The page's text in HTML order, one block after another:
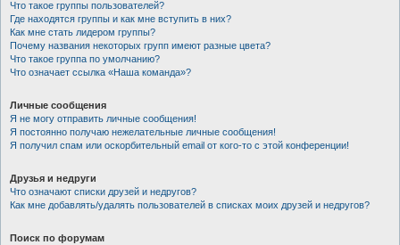
Что такое группы пользователей?
Где находятся группы и как мне вступить в них?
Как мне стать лидером группы?
Почему названия некоторых групп имеют разные цвета?
Что такое группа по умолчанию?
Что означает ссылка «Наша команда»?
Личные сообщения
Я не могу отправить личные сообщения!
Я постоянно получаю нежелательные личные сообщения!
Я получил спам или оскорбительный email от кого-то с этой конференции!
Друзья и недруги
Что означают списки друзей и недругов?
Как мне добавлять/удалять пользователей в списках моих друзей и недругов?
Поиск по форумам